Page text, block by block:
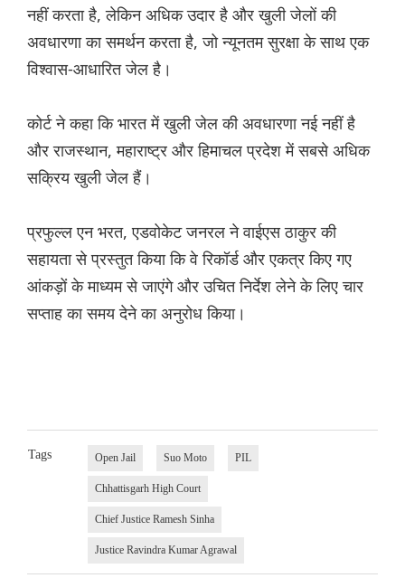
नहीं करता है, लेकिन अधिक उदार है और खुली जेलों की
अवधारणा का समर्थन करता है, जो न्यूनतम सुरक्षा के साथ एक
विश्वास-आधारित जेल है।
कोर्ट ने कहा कि भारत में खुली जेल की अवधारणा नई नहीं है
और राजस्थान, महाराष्ट्र और हिमाचल प्रदेश में सबसे अधिक
सक्रिय खुली जेल हैं।
प्रफुल्ल एन भरत, एडवोकेट जनरल ने वाईएस ठाकुर की
सहायता से प्रस्तुत किया कि वे रिकॉर्ड और एकत्र किए गए
आंकड़ों के माध्यम से जाएंगे और उचित निर्देश लेने के लिए चार
सप्ताह का समय देने का अनुरोध किया।
Tags Open Jail Suo Moto PIL
Chhattisgarh High Court
Chief Justice Ramesh Sinha
Justice Ravindra Kumar Agrawal